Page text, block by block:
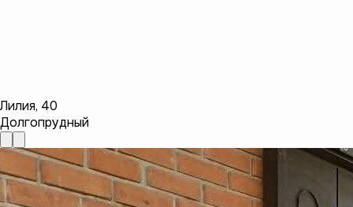
Лилия, 40
Долгопрудный